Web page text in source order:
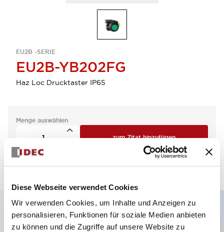
Diese Webseite verwendet Cookies
Wir verwenden Cookies, um Inhalte und Anzeigen zu
personalisieren, Funktionen für soziale Medien anbieten
zu können und die Zugriffe auf unsere Website zu
EU2B -SERIE
EU2B-YB202FG
Haz Loc Drucktaster IP65
Menge auswählen
zum Zitat hinzufügen
Hauptmerkmale